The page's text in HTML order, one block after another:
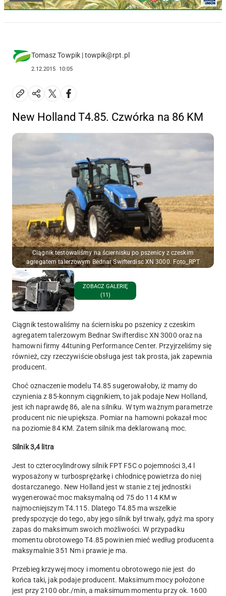
Tomasz Towpik | towpik@rpt.pl
2.12.2015 10:05
New Holland T4.85. Czwórka na 86 KM
Ciągnik testowaliśmy na ściernisku po pszenicy z czeskim
agregatem talerzowym Bednar Swifterdisc XN 3000. Foto_RPT
ZOBACZ GALERIĘ
(11)
Ciągnik testowaliśmy na ściernisku po pszenicy z czeskim
agregatem talerzowym Bednar Swifterdisc XN 3000 oraz na
hamowni firmy 44tuning Performance Center. Przyjrzeliśmy się
również, czy rzeczywiście obsługa jest tak prosta, jak zapewnia
producent.
Choć oznaczenie modelu T4.85 sugerowałoby, iż mamy do
czynienia z 85-konnym ciągnikiem, to jak podaje New Holland,
jest ich naprawdę 86, ale na silniku. W tym ważnym parametrze
producent nic nie upiększa. Pomiar na hamowni pokazał moc
na poziomie 84 KM. Zatem silnik ma deklarowaną moc.
Silnik 3,4 litra
Jest to czterocylindrowy silnik FPT F5C o pojemności 3,4 l
wyposażony w turbosprężarkę i chłodnicę powietrza do niej
dostarczanego. New Holland jest w stanie z tej jednostki
wygenerować moc maksymalną od 75 do 114 KM w
najmocniejszym T4.115. Dlatego T4.85 ma wszelkie
predyspozycje do tego, aby jego silnik był trwały, gdyż ma spory
zapas do maksimum swoich możliwości. W przypadku
momentu obrotowego T4.85 powinien mieć według producenta
maksymalnie 351 Nm i prawie je ma.
Przebieg krzywej mocy i momentu obrotowego nie jest do
końca taki, jak podaje producent. Maksimum mocy położone
jest przy 2100 obr./min, a maksimum momentu przy ok. 1600